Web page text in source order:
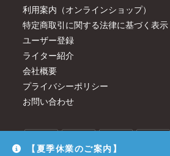
利用案内（オンラインショップ）
特定商取引に関する法律に基づく表示
ユーザー登録
ライター紹介
会社概要
プライバシーポリシー
お問い合わせ
【夏季休業のご案内】